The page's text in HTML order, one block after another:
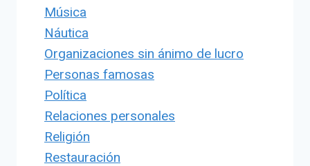
Música
Náutica
Organizaciones sin ánimo de lucro
Personas famosas
Política
Relaciones personales
Religión
Restauración